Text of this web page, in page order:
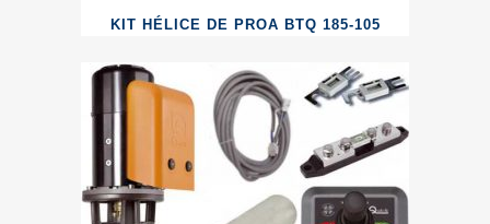
KIT HÉLICE DE PROA BTQ 185-105